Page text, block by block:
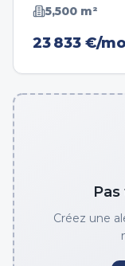
5,500 m²
23 833 €/
Créez une